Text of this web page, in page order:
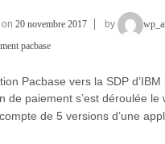
on 20 novembre 2017 by
pacbase
Pacbase vers la SDP
de paiement s’est déroulée
de 5 versions d’une